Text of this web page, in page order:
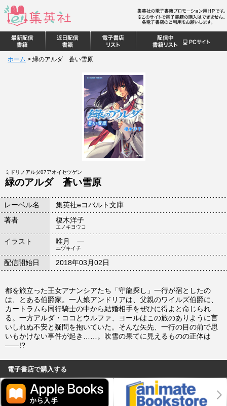
ホーム > 緑のアルダ 蒼い雪原
ミドリノアルダ07アオイセツゲン
緑のアルダ 蒼い雪原
レーベル名
集英社eコバルト文庫
著者
榎木洋子
エノキヨウコ
イラスト 唯月 一
ユヅキイチ
配信開始日 2018年03月02日
都を旅立った王女アナンシアたち「守龍探し」一行が宿としたの
は、とある伯爵家。一人娘アンドリアは、父親のワイルズ伯爵に、
カートラムら同行騎士の中から結婚相手をぜひに得よと命じられ
る。一方アルダ・ココとウルファ、ヨールはこの旅のありように言
いしれぬ不安と疑問を抱いていた。そんな矢先、一行の目の前で思
いもかけない事件が起き……。吹雪の果てに見えるものの正体は
――!?
電子書店で購入する